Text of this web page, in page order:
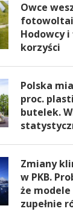
Owce
Hodowcy
korzyści
Polska
proc.
butelek.
Zmiany
w PKB.
że
zupełnie